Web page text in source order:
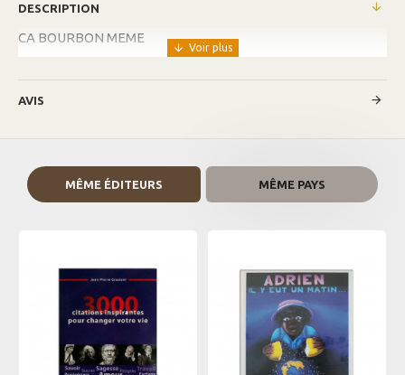
DESCRIPTION
CA BOURBON MEME
AVIS
MÊME ÉDITEURS MÊME PAYS